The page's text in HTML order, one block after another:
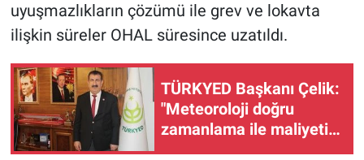
uyuşmazlıkların çözümü ile grev ve lokavta
ilişkin süreler OHAL süresince uzatıldı.
TÜRKYED Başkanı Çelik:
"Meteoroloji doğru
zamanlama ile maliyeti
yüzde 15 düşürüyor"